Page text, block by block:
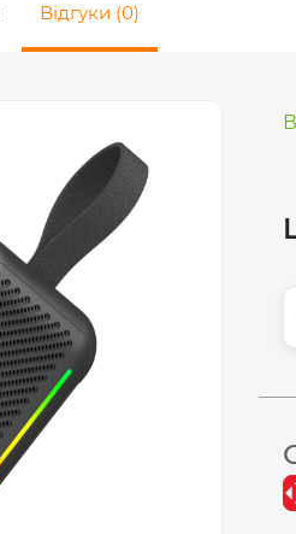
Відгуки (0)